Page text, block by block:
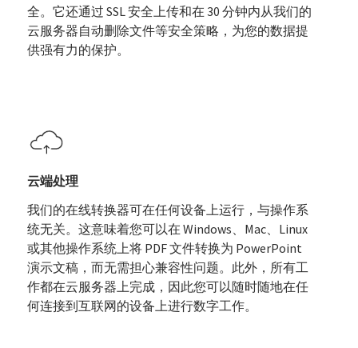
全。它还通过 SSL 安全上传和在 30 分钟内从我们的
云服务器自动删除文件等安全策略，为您的数据提
供强有力的保护。
云端处理
我们的在线转换器可在任何设备上运行，与操作系
统无关。这意味着您可以在 Windows、Mac、Linux
或其他操作系统上将 PDF 文件转换为 PowerPoint
演示文稿，而无需担心兼容性问题。此外，所有工
作都在云服务器上完成，因此您可以随时随地在任
何连接到互联网的设备上进行数字工作。